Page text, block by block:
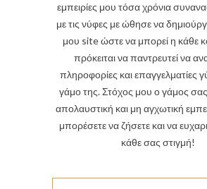
εμπειρίες μου τόσα χρόνια
με τις νύφες με ώθησε να
μου site ώστε να μπορεί η κάθε
πρόκειται να παντρευτεί να
πληροφορίες και επαγγελματίες
γάμο της. Στόχος μου ο γάμος σας
απολαυστική και μη αγχωτική
μπορέσετε να ζήσετε και να
κάθε σας στιγμή!